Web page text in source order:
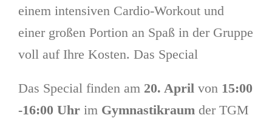
einem intensiven Cardio-Workout und
einer großen Portion an Spaß in der Gruppe
voll auf Ihre Kosten. Das Special
Das Special finden am 20. April von 15:00
-16:00 Uhr im Gymnastikraum der TGM